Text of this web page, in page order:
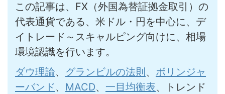
この記事は、FX（外国為替証拠金取引）の
代表通貨である、米ドル・円を中心に、デ
イトレード～スキャルピング向けに、相場
環境認識を行います。
ダウ理論、 グランビルの法則 、 ボリンジャ
ーバンド、 MACD、 一目均衡表、トレンド